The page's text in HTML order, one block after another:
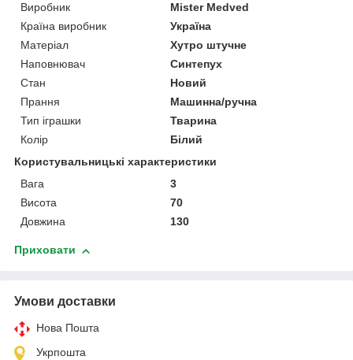
Виробник
Mister Medved
Країна виробник
Україна
Матеріал
Хутро штучне
Наповнювач
Синтепух
Стан
Новий
Прання
Машинна/ручна
Тип іграшки
Тварина
Колір
Білий
Користувальницькі характеристики
Вага
3
Висота
70
Довжина
130
Приховати
Умови доставки
Нова Пошта
Укрпошта